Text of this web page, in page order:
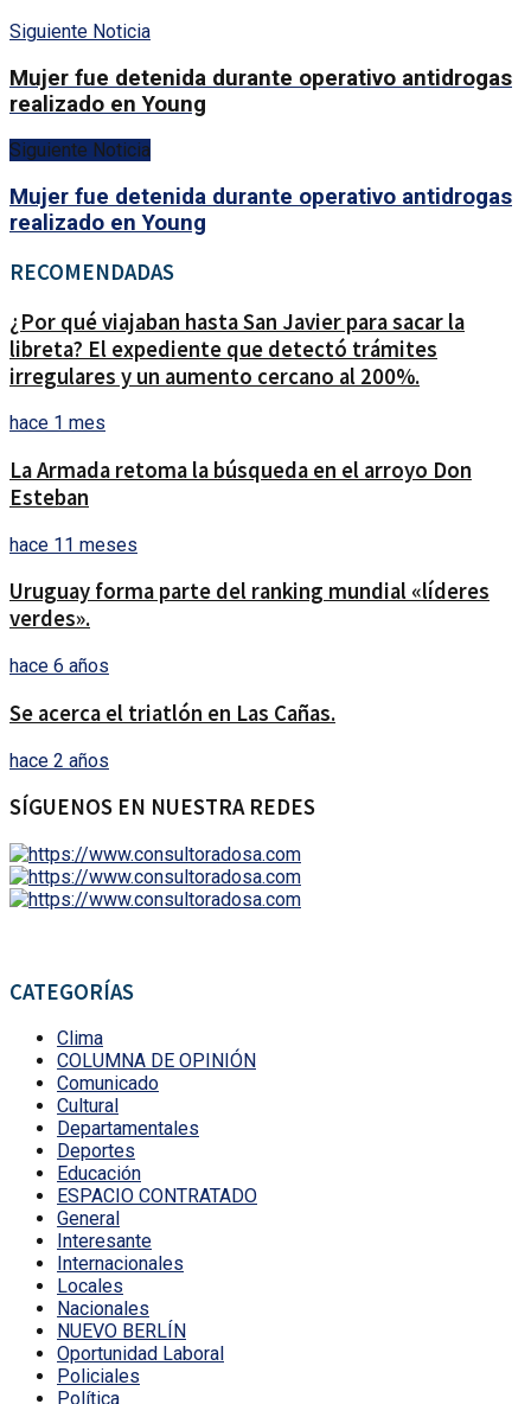
Siguiente Noticia
Mujer fue detenida durante operativo antidrogas
realizado en Young
Siguiente Noticia
Mujer fue detenida durante operativo antidrogas
realizado en Young
RECOMENDADAS
¿Por qué viajaban hasta San Javier para sacar la
libreta? El expediente que detectó trámites
irregulares y un aumento cercano al 200%.
hace 1 mes
La Armada retoma la búsqueda en el arroyo Don
Esteban
hace 11 meses
Uruguay forma parte del ranking mundial «líderes
verdes».
hace 6 años
Se acerca el triatlón en Las Cañas.
hace 2 años
SÍGUENOS EN NUESTRA REDES
CATEGORÍAS
Clima
COLUMNA DE OPINIÓN
Comunicado
Cultural
Departamentales
Deportes
Educación
ESPACIO CONTRATADO
General
Interesante
Internacionales
Locales
Nacionales
NUEVO BERLÍN
Oportunidad Laboral
Policiales
Política